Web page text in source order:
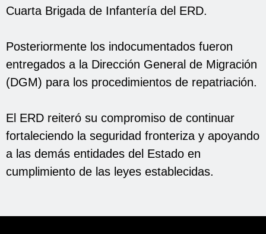
Cuarta Brigada de Infantería del ERD.
Posteriormente los indocumentados fueron
entregados a la Dirección General de Migración
(DGM) para los procedimientos de repatriación.
El ERD reiteró su compromiso de continuar
fortaleciendo la seguridad fronteriza y apoyando
a las demás entidades del Estado en
cumplimiento de las leyes establecidas.